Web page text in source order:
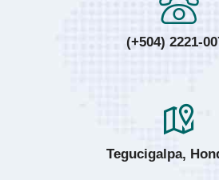
(+504) 2221-
Tegucigalpa,